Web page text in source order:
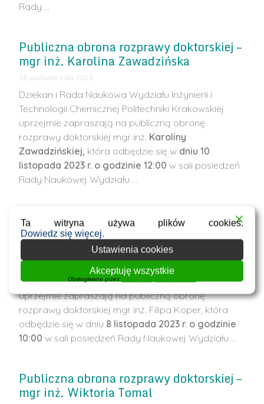
Rady …
Publiczna obrona rozprawy doktorskiej –
mgr inż. Karolina Zawadzińska
26 października 2023
Dziekan i Rada Naukowa Wydziału Inżynierii i
Technologii Chemicznej Politechniki Krakowskiej
uprzejmie zapraszają na publiczną obronę
rozprawy doktorskiej mgr inż. Karoliny
Zawadzińskiej, która odbędzie się w dniu 10
listopada 2023 r. o godzinie 12:00 w sali posiedzeń
Rady Naukowej Wydziału …
Publiczna obrona rozprawy doktorskiej –
mgr inż. Filip Koper
26 października 2023
Dziekan i Rada Naukowa Wydziału Inżynierii i
Technologii Chemicznej Politechniki Krakowskiej
uprzejmie zapraszają na publiczną obronę
rozprawy doktorskiej mgr inż. Filipa Koper, która
odbędzie się w dniu 8 listopada 2023 r. o godzinie
10:00 w sali posiedzeń Rady Naukowej Wydziału …
Publiczna obrona rozprawy doktorskiej –
mgr inż. Wiktoria Tomal
Ta witryna używa plików cookies.
Dowiedz się więcej.
Ustawienia cookies
Akceptuję wszystkie
Obsługiwane przez WPLP Compliance Platform